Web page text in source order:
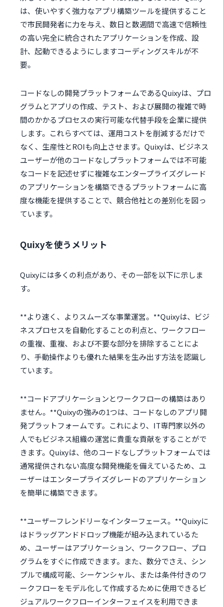
は、使いやすく強力なアプリ構築ツールを提供すること
で市民開発者に力を与え、数日と数週間で高速で信頼性
の高い完全に統合されたアプリケーションを作成、設
計、起動できるようにしますコーディングスキルが不
要。
コードなしの開発プラットフォームであるQuixyは、プロ
グラムとアプリの作成、テスト、および展開の複雑で時
間のかかるプロセスの実行可能な代替手段を企業に提供
します。これらすべては、運用コストを削減するだけで
なく、生産性とROIも向上させます。Quixyは、ビジネス
ユーザーが他のコードなしプラットフォームでは不可能
なコードを記述せずに複雑なエンタープライズグレード
のアプリケーションを構築できるプラットフォームに高
度な機能を提供することで、競合他社との差別化を図っ
ています。
Quixyを使うメリット
Quixyには多くの利点があり、その一部を以下に示しま
す。
**より速く、よりスムーズな事業運営。**Quixyは、ビジ
ネスプロセスを自動化することの利点と、ワークフロー
の重複、重複、および不要な部分を排除することによ
り、手動操作よりも優れた結果を生み出す方法を認識し
ています。
**コードアプリケーションとワークフローの構築はあり
ません。**Quixyの強みの1つは、コードなしのアプリ開
発プラットフォームです。これにより、IT専門家以外の
人でもビジネス組織の運営に貴重な貢献をすることがで
きます。Quixyは、他のコードなしプラットフォームでは
通常提供されない高度な開発機能を備えているため、ユ
ーザーはエンタープライズグレードのアプリケーション
を簡単に構築できます。
**ユーザーフレンドリーなインターフェース。**Quixyに
はドラッグアンドドロップ機能が組み込まれているた
め、ユーザーはアプリケーション、ワークフロー、プロ
グラムをすぐに作成できます。また、数分でさえ、シン
プルで構成可能、シーケンシャル、または条件付きのワ
ークフローをモデル化して作成するために使用できるビ
ジュアルワークフローインターフェイスを利用できま